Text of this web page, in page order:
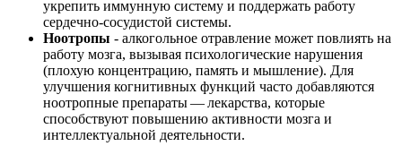
укрепить иммунную систему и поддержать работу
сердечно-сосудистой системы.
Ноотропы - алкогольное отравление может повлиять на
работу мозга, вызывая психологические нарушения
(плохую концентрацию, память и мышление). Для
улучшения когнитивных функций часто добавляются
ноотропные препараты — лекарства, которые
способствуют повышению активности мозга и
интеллектуальной деятельности.